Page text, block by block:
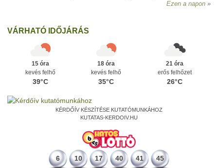
Ezen a napon
VÁRHATÓ IDŐJÁRÁS
15 óra
kevés felhő
39°C
18 óra
kevés felhő
35°C
21 óra
erős felhőzet
26°C
KÉRDŐÍV KÉSZÍTÉSE KUTATÓMUNKÁHOZ
KUTATAS-KERDOIV.HU
6 10 17 40 41 45